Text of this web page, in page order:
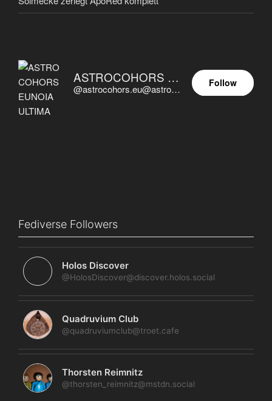
ASTROCOHORS EUNOIA ULTIMA
@astrocohors.eu@astrocohors.eu
Follow
Fediverse Followers
Holos Discover
@HolosDiscover@discover.holos.social
Quadruvium Club
@quadruviumclub@troet.cafe
Thorsten Reimnitz
@thorsten_reimnitz@mstdn.social